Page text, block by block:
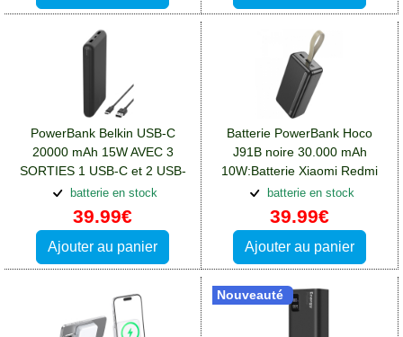
PowerBank Belkin USB-C
20000 mAh 15W AVEC 3
SORTIES 1 USB-C et 2 USB-
A:Batterie Xiaomi Redmi Note
12(5G)
batterie en stock
39.99€
Ajouter au panier
Batterie PowerBank Hoco
J91B noire 30.000 mAh
10W:Batterie Xiaomi Redmi
Note 12(5G)
batterie en stock
39.99€
Ajouter au panier
Nouveauté